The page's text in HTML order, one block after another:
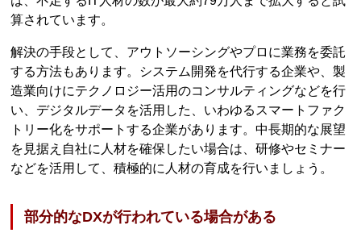
算されています。
解決の手段として、アウトソーシングやプロに業務を委託
する方法もあります。システム開発を代行する企業や、製
造業向けにテクノロジー活用のコンサルティングなどを行
い、デジタルデータを活用した、いわゆるスマートファク
トリー化をサポートする企業があります。中長期的な展望
を見据え自社に人材を確保したい場合は、研修やセミナー
などを活用して、積極的に人材の育成を行いましょう。
部分的なDXが行われている場合がある